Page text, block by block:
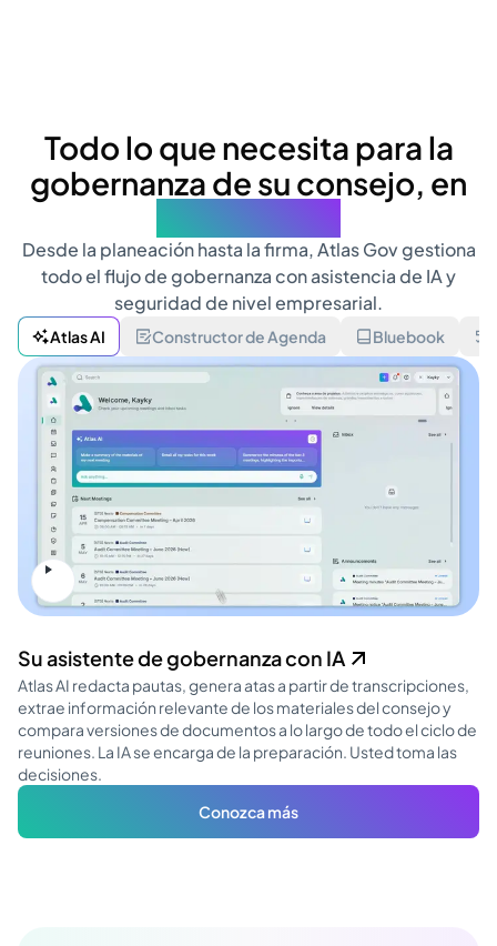
Todo lo que necesita para la
gobernanza de su consejo, en
Desde la planeación hasta la firma, Atlas Gov gestiona
todo el flujo de gobernanza con asistencia de IA y
seguridad de nivel empresarial.
Atlas AI Constructor de Agenda Bluebook
Su asistente de gobernanza con IA
Atlas AI redacta pautas, genera atas a partir de transcripciones,
extrae información relevante de los materiales del consejo y
compara versiones de documentos a lo largo de todo el ciclo de
reuniones. La IA se encarga de la preparación. Usted toma las
decisiones.
Conozca más